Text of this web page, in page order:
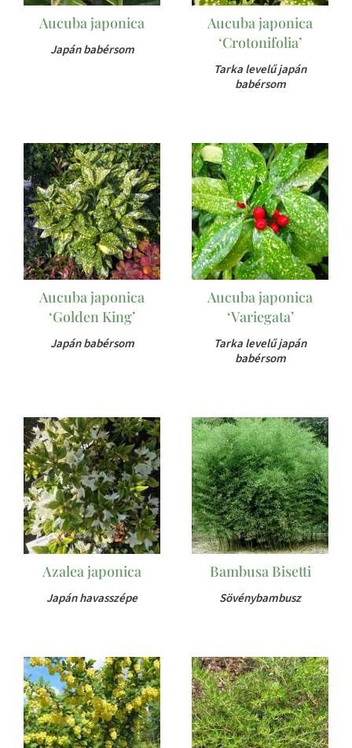
Aucuba japonica
Japán babérsom
Aucuba japonica
‘Crotonifolia’
Tarka levelű japán
babérsom
Aucuba japonica
‘Golden King’
Japán babérsom
Aucuba japonica
‘Variegata’
Tarka levelű japán
babérsom
Azalea japonica
Japán havasszépe
Bambusa Bisetti
Sövénybambusz